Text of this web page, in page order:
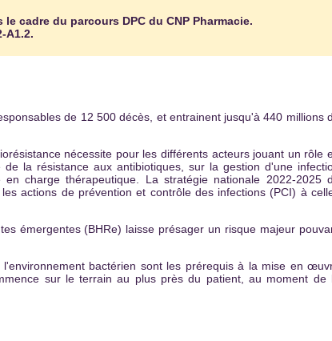
cadre du parcours DPC du CNP Pharmacie.
A1.2.
de 12 500 décès, et entrainent jusqu'à 440 millions
nécessite pour les différents acteurs jouant un rôle
la résistance aux antibiotiques, sur la gestion d'une
charge thérapeutique. La stratégie nationale 2022-2025
actions de prévention et contrôle des infections (PCI) à
émergentes (BHRe) laisse présager un risque majeur
bactérien sont les prérequis à la mise en
sur le terrain au plus près du patient, au moment de